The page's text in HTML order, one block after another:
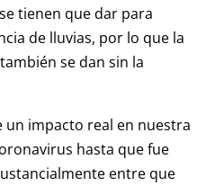
tienen que dar para
de lluvias, por lo que la
se dan sin la
un impacto real en nuestra
hasta que fue
entre que